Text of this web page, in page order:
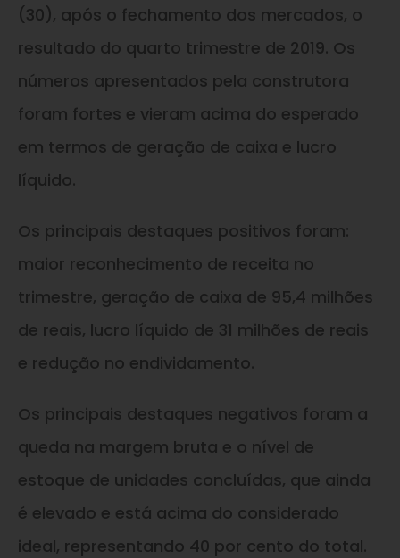
(30), após o fechamento dos mercados, o
resultado do quarto trimestre de 2019. Os
números apresentados pela construtora
foram fortes e vieram acima do esperado
em termos de geração de caixa e lucro
líquido.
Os principais destaques positivos foram:
maior reconhecimento de receita no
trimestre, geração de caixa de 95,4 milhões
de reais, lucro líquido de 31 milhões de reais
e redução no endividamento.
Os principais destaques negativos foram a
queda na margem bruta e o nível de
estoque de unidades concluídas, que ainda
é elevado e está acima do considerado
ideal, representando 40 por cento do total.